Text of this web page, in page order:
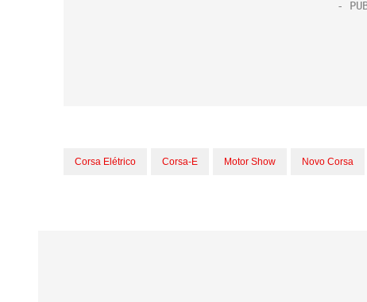
Corsa Elétrico Corsa-E Motor Show Novo Corsa